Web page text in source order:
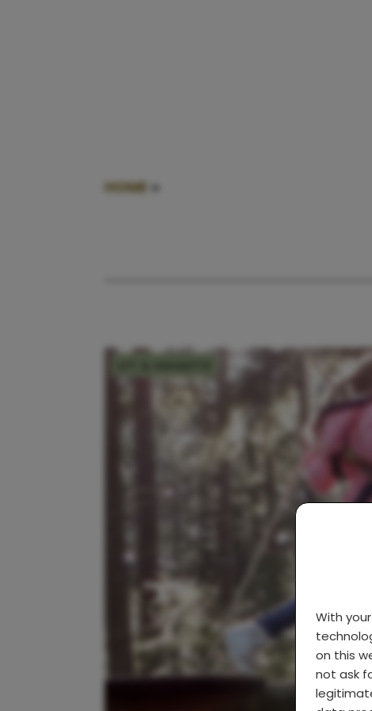
With
on this
not ask
HOME »